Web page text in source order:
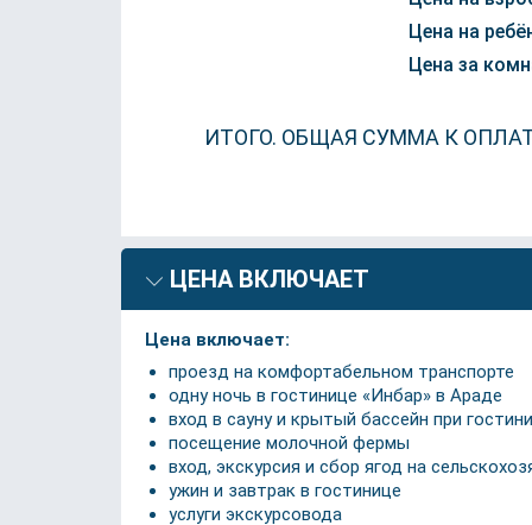
Цена на
Цена за
ИТОГО. ОБЩАЯ СУММА К
ЦЕНА ВКЛЮЧАЕТ
Цена включает:
проезд на комфортабельном транспорте
одну ночь в гостинице «Инбар» в Араде
вход в сауну и крытый бассейн при
посещение молочной фермы
вход, экскурсия и сбор ягод на
ужин и завтрак в гостинице
услуги экскурсовода